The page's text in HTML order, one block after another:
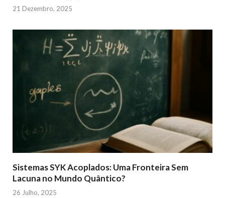
21 Dezembro, 2025
Sistemas SYK Acoplados: Uma Fronteira Sem
Lacuna no Mundo Quântico?
26 Julho, 2025